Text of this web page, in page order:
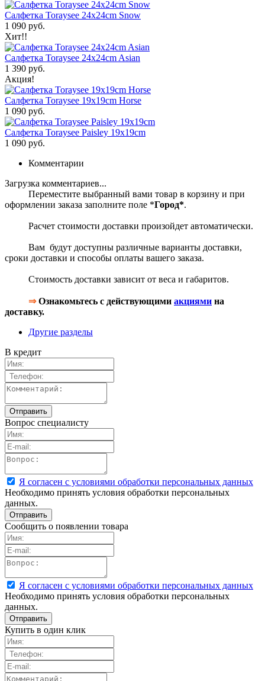
Салфетка Toraysee 24x24cm Snow
1 090 руб.
Хит!!
Салфетка Toraysee 24x24cm Asian
1 390 руб.
Акция!
Салфетка Toraysee 19x19cm Horse
1 090 руб.
Салфетка Toraysee Paisley 19x19cm
1 090 руб.
Комментарии
Загрузка комментариев...
Переместите выбранный вами товар в корзину и при
оформлении заказа заполните поле *Город*.
Расчет стоимости доставки произойдет автоматически.
Вам будут доступны различные варианты доставки,
сроки доставки и способы оплаты вашего заказа.
Стоимость доставки зависит от веса и габаритов.
⇒Ознакомьтесь с действующими акциями на
доставку.
Другие разделы
В кредит
Вопрос специалисту
Я согласен с условиями обработки персональных данных
Необходимо принять условия обработки персональных
данных.
Сообщить о появлении товара
Я согласен с условиями обработки персональных данных
Необходимо принять условия обработки персональных
данных.
Купить в один клик